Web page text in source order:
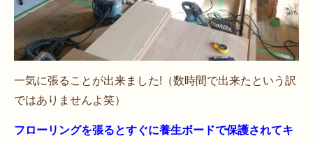
一気に張ることが出来ました!（数時間で出来たという訳
ではありませんよ笑）
フローリングを張るとすぐに養生ボードで保護されてキ